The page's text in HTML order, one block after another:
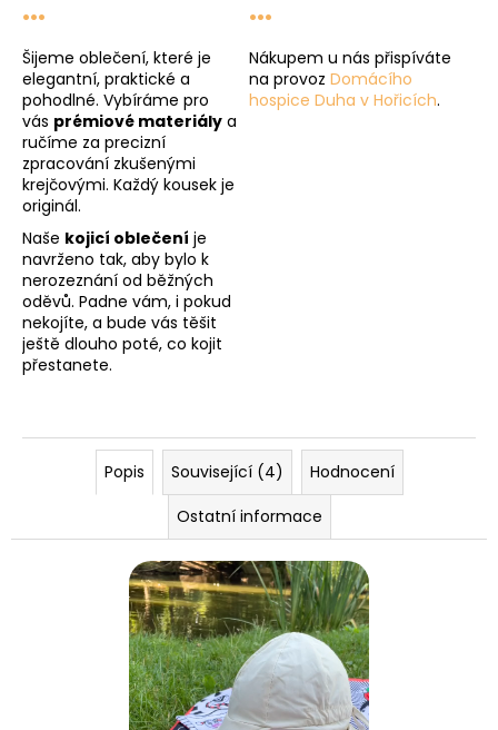
...
Šijeme oblečení, které je
elegantní, praktické a
pohodlné. Vybíráme pro
vás prémiové materiály a
ručíme za precizní
zpracování zkušenými
krejčovými. Každý kousek je
originál.
Naše kojicí oblečení je
navrženo tak, aby bylo k
nerozeznání od běžných
oděvů. Padne vám, i pokud
nekojíte, a bude vás těšit
ještě dlouho poté, co kojit
přestanete.
...
Nákupem u nás přispíváte
na provoz Domácího
hospice Duha v Hořicích.
Popis Související (4)
Hodnocení
Ostatní informace